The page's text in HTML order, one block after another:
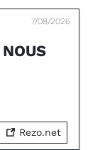
7/08/2026
Rezo.net